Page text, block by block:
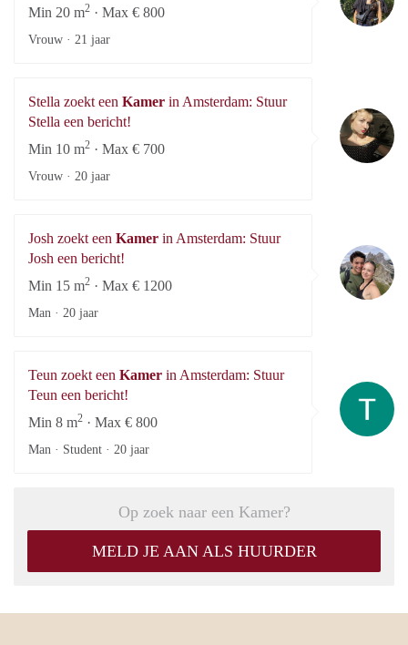
Min 20 m2 · Max € 800
Vrouw · 21 jaar
Stella zoekt een Kamer in Amsterdam: Stuur
Stella een bericht!
Min 10 m2 · Max € 700
Vrouw · 20 jaar
Josh zoekt een Kamer in Amsterdam: Stuur
Josh een bericht!
Min 15 m2 · Max € 1200
Man · 20 jaar
Teun zoekt een Kamer in Amsterdam: Stuur
Teun een bericht!
Min 8 m2 · Max € 800
Man · Student · 20 jaar
Op zoek naar een Kamer?
MELD JE AAN ALS HUURDER